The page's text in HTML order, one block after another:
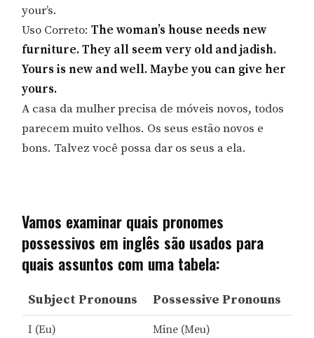
your’s.
Uso Correto:The woman’s house needs new
furniture. They all seem very old and jadish.
Yours is new and well. Maybe you can give her
yours.
A casa da mulher precisa de móveis novos, todos
parecem muito velhos. Os seus estão novos e
bons. Talvez você possa dar os seus a ela.
Vamos examinar quais pronomes
possessivos em inglês são usados para
quais assuntos com uma tabela:
Subject Pronouns Possessive Pronouns
I (Eu) Mine (Meu)